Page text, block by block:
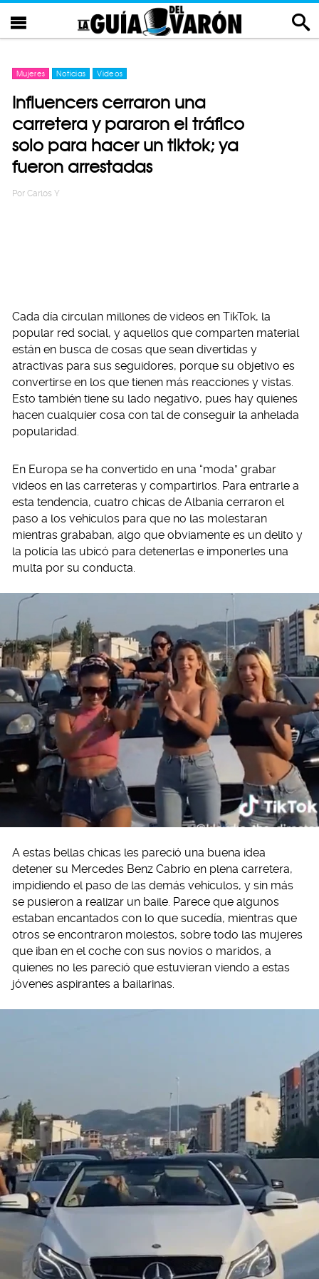
Mujeres Noticias Videos
Influencers cerraron una
carretera y pararon el tráfico
solo para hacer un tiktok; ya
fueron arrestadas
Por Carlos Y
Cada día circulan millones de videos en TikTok, la
popular red social, y aquellos que comparten material
están en busca de cosas que sean divertidas y
atractivas para sus seguidores, porque su objetivo es
convertirse en los que tienen más reacciones y vistas.
Esto también tiene su lado negativo, pues hay quienes
hacen cualquier cosa con tal de conseguir la anhelada
popularidad.
En Europa se ha convertido en una “moda” grabar
videos en las carreteras y compartirlos. Para entrarle a
esta tendencia, cuatro chicas de Albania cerraron el
paso a los vehículos para que no las molestaran
mientras grababan, algo que obviamente es un delito y
la policía las ubicó para detenerlas e imponerles una
multa por su conducta.
A estas bellas chicas les pareció una buena idea
detener su Mercedes Benz Cabrio en plena carretera,
impidiendo el paso de las demás vehículos, y sin más
se pusieron a realizar un baile. Parece que algunos
estaban encantados con lo que sucedía, mientras que
otros se encontraron molestos, sobre todo las mujeres
que iban en el coche con sus novios o maridos, a
quienes no les pareció que estuvieran viendo a estas
jóvenes aspirantes a bailarinas.